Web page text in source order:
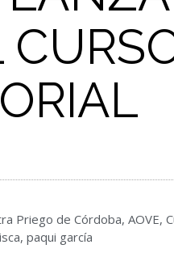
Priego de Córdoba, AOVE,
, paqui garcía